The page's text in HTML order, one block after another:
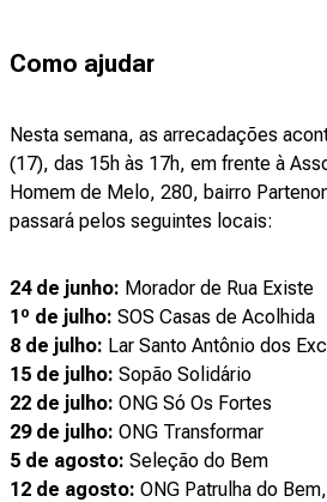
Como ajudar
Nesta semana, as arrecadações
(17), das 15h às 17h, em frente à
Homem de Melo, 280, bairro
passará pelos seguintes locais:
24 de junho: Morador de Rua Existe
1º de julho: SOS Casas de Acolhida
8 de julho: Lar Santo Antônio dos
15 de julho: Sopão Solidário
22 de julho: ONG Só Os Fortes
29 de julho: ONG Transformar
5 de agosto: Seleção do Bem
12 de agosto: ONG Patrulha do